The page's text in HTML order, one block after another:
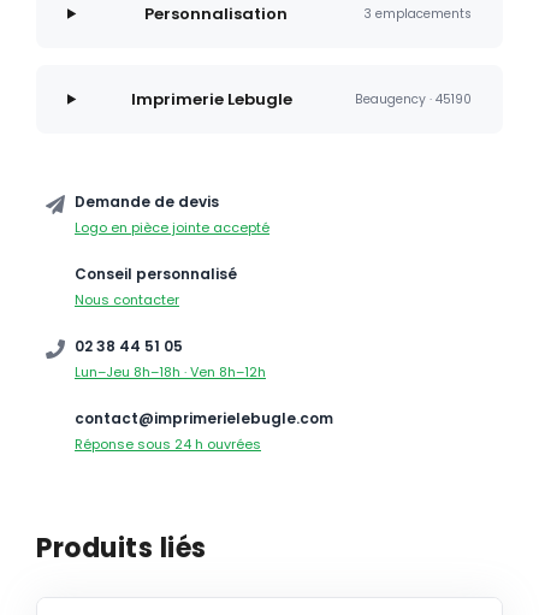
Personnalisation 3 emplacements
Imprimerie Lebugle Beaugency · 45190
Demande de devis
Logo en pièce jointe accepté
Conseil personnalisé
Nous contacter
02 38 44 51 05
Lun–Jeu 8h–18h · Ven 8h–12h
contact@imprimerielebugle.com
Réponse sous 24 h ouvrées
Produits liés